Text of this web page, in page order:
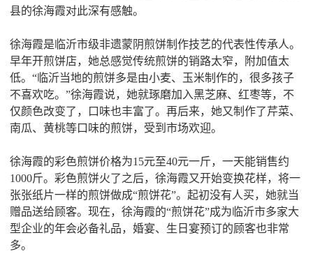
县的徐海霞对此深有感触。
徐海霞是临沂市级非遗蒙阴煎饼制作技艺的代表性传承人。
早年开煎饼店，她总感觉传统煎饼的销路太窄，附加值太
低。“临沂当地的煎饼多是由小麦、玉米制作的，很多孩子
不喜欢吃。”徐海霞说，她就琢磨加入黑芝麻、红枣等，不
仅颜色改变了，口味也丰富了。再后来，她又制作了芹菜、
南瓜、黄桃等口味的煎饼，受到市场欢迎。
徐海霞的彩色煎饼价格为15元至40元一斤，一天能销售约
1000斤。彩色煎饼火了之后，徐海霞又开始变换花样，将一
张张纸片一样的煎饼做成“煎饼花”。起初没有人买，她就当
赠品送给顾客。现在，徐海霞的“煎饼花”成为临沂市多家大
型企业的年会必备礼品，婚宴、生日宴预订的顾客也非常
多。